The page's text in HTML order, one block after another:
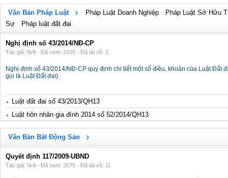
Văn Bản Pháp Luật Pháp Luật Doanh Nghiệp
Pháp Luật Sở Hữu
Sự
Pháp luật đất đai
Nghị định số 43/2014/NĐ-CP
Tác giả: N/A - Đã xem: 2425 - Đã tải về: 2
Nghị định số 43/2014/NĐ-CP quy định chi tiết một số điều, khoản của Luật Đất
gọi là Luật Đất đai).
Luật đất đai số 43/2013/QH13
Luật hôn nhân gia đình 2014 số 52/2014/QH13
Văn Bản Bất Động Sản
Quyết định 117/2009-UBND
Tác giả: N/A - Đã xem: 2675 - Đã tải về: 11